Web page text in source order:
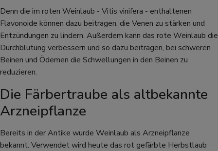
Denn die im roten Weinlaub - Vitis vinifera - enthaltenen
Flavonoide können dazu beitragen, die Venen zu stärken und
Entzündungen zu lindern. Außerdem kann das rote Weinlaub die
Durchblutung verbessern und so dazu beitragen, bei schweren
Beinen und Ödemen die Schwellungen in den Beinen zu
reduzieren.
Die Färbertraube als altbekannte
Arzneipflanze
Bereits in der Antike wurde Weinlaub als Arzneipflanze
bekannt. Verwendet wird heute das rot gefärbte Herbstlaub